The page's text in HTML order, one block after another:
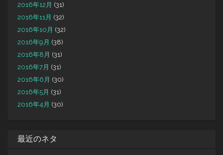
2016年12月 (31)
2016年11月 (32)
2016年10月 (32)
2016年9月 (38)
2016年8月 (31)
2016年7月 (31)
2016年6月 (30)
2016年5月 (31)
2016年4月 (30)
最近のネタ